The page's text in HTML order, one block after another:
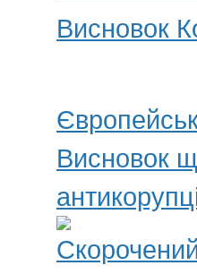
Висновок
Висновок